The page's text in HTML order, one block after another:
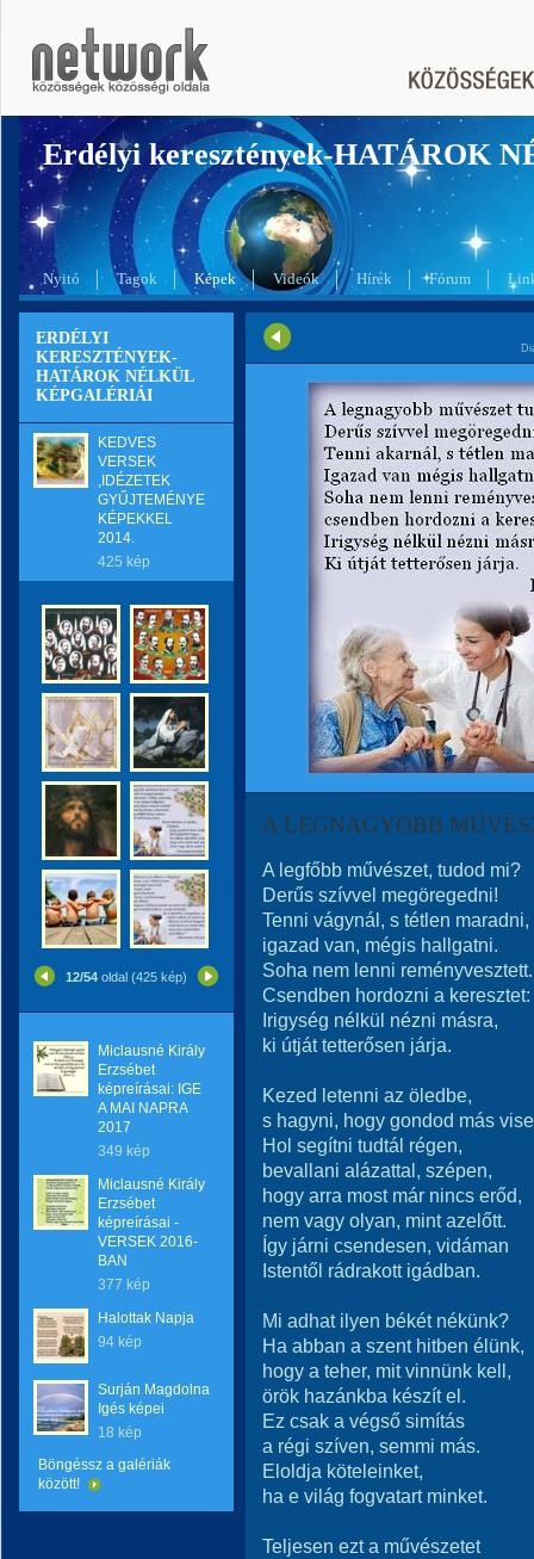
Erdélyi keresztények-HATÁROK
Nyitó Tagok Képek Videók Hírek Fórum
ERDÉLYI
KERESZTÉNYEK-
HATÁROK NÉLKÜL
KÉPGALÉRIÁI
KEDVES
VERSEK
,IDÉZETEK
GYŰJTEMÉNYE
KÉPEKKEL
2014.
425 kép
12/54 oldal (425 kép)
Miclausné Király
Erzsébet
képreírásai: IGE
A MAI NAPRA
2017
349 kép
Miclausné Király
Erzsébet
képreírásai -
VERSEK 2016-
BAN
377 kép
Halottak Napja
94 kép
Surján Magdolna
Igés képei
18 kép
Böngéssz a galériák
között!
A LEGNAGYOBB
A legfőbb művészet, tudod mi?
Derűs szívvel megöregedni!
Tenni vágynál, s tétlen maradni,
igazad van, mégis hallgatni.
Soha nem lenni reményvesztett.
Csendben hordozni a keresztet:
Irigység nélkül nézni másra,
ki útját tetterősen járja.
Kezed letenni az öledbe,
s hagyni, hogy gondod más
Hol segítni tudtál régen,
bevallani alázattal, szépen,
hogy arra most már nincs erőd,
nem vagy olyan, mint azelőtt.
Így járni csendesen, vidáman
Istentől rádrakott igádban.
Mi adhat ilyen békét nékünk?
Ha abban a szent hitben élünk,
hogy a teher, mit vinnünk kell,
örök hazánkba készít el.
Ez csak a végső simítás
a régi szíven, semmi más.
Eloldja köteleinket,
ha e világ fogvatart minket.
Teljesen ezt a művészetet